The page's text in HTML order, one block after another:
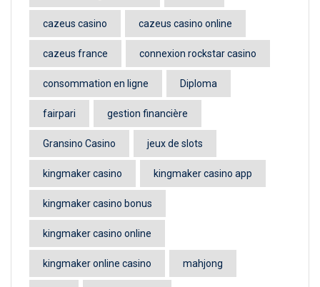
cazeus casino cazeus casino online
cazeus france connexion rockstar casino
consommation en ligne Diploma
fairpari gestion financière
Gransino Casino jeux de slots
kingmaker casino kingmaker casino app
kingmaker casino bonus
kingmaker casino online
kingmaker online casino mahjong